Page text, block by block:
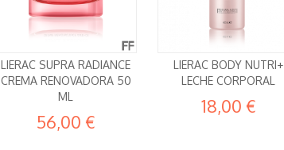
LIERAC SUPRA RADIANCE
CREMA RENOVADORA 50
ML
56,00 €
LIERAC BODY NUTRI+
LECHE CORPORAL
18,00 €